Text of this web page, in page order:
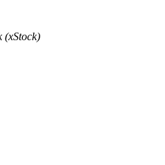
(xStock)